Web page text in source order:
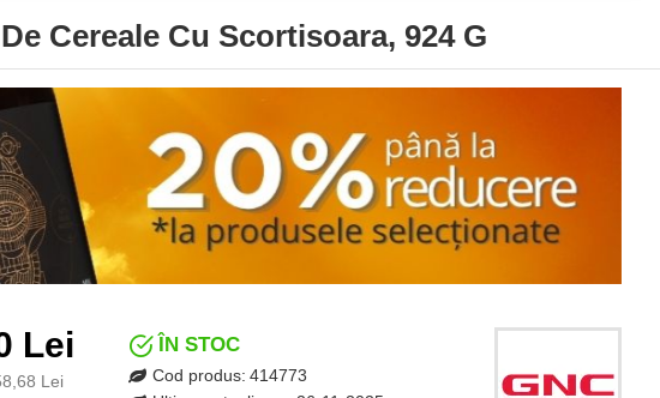
Cereale Cu Scortisoara, 924 G
Lei
Lei
ÎN STOC
Cod produs: 414773